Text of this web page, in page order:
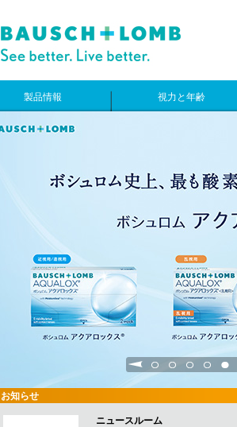
製品情報 視力と年齢
1 2 3 4 5
お知らせ
ニュースルーム